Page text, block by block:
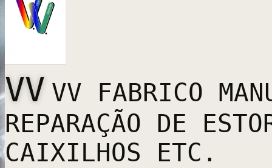
VV VV FABRICO
REPARAÇÃO DE
CAIXILHOS ETC.